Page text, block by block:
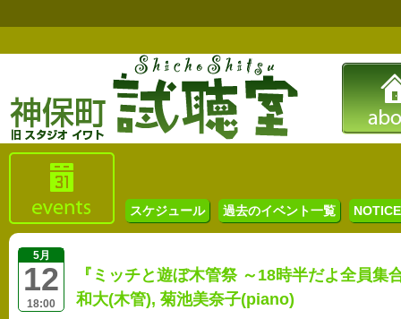
スケジュール 過去のイベント一覧
5月
12
18:00
『ミッチと遊ぼ木管祭 ～18時半だよ全員
和大(木管), 菊池美奈子(piano)